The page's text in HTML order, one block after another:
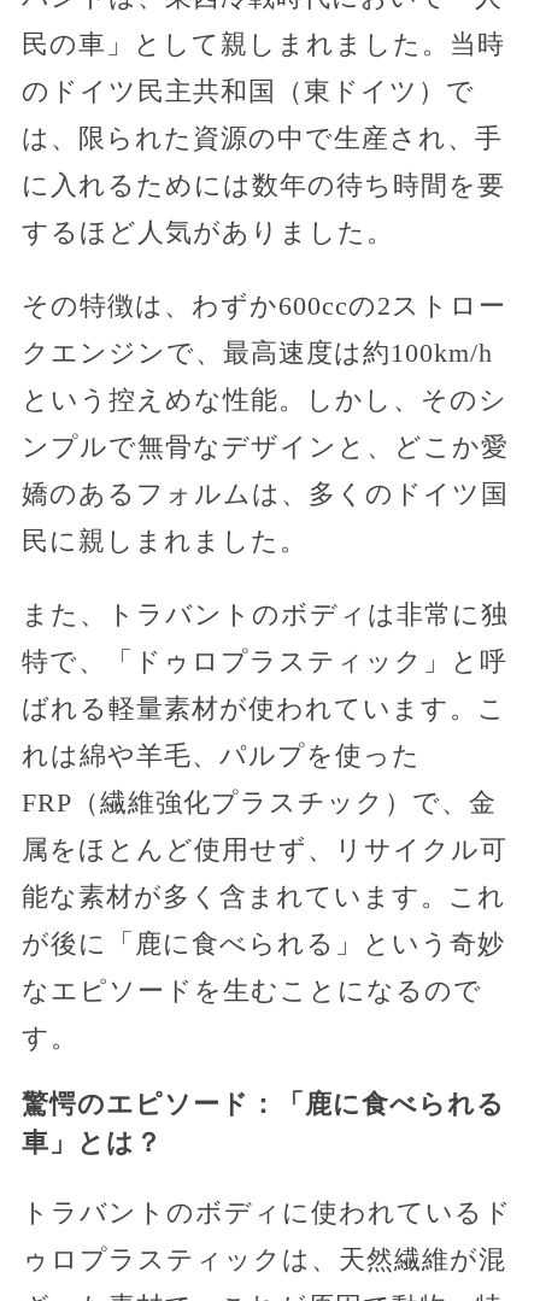
民の車」として親しまれました。当時
のドイツ民主共和国（東ドイツ）で
は、限られた資源の中で生産され、手
に入れるためには数年の待ち時間を要
するほど人気がありました。
その特徴は、わずか600ccの2ストロー
クエンジンで、最高速度は約100km/h
という控えめな性能。しかし、そのシ
ンプルで無骨なデザインと、どこか愛
嬌のあるフォルムは、多くのドイツ国
民に親しまれました。
また、トラバントのボディは非常に独
特で、「ドゥロプラスティック」と呼
ばれる軽量素材が使われています。こ
れは綿や羊毛、パルプを使った
FRP（繊維強化プラスチック）で、金
属をほとんど使用せず、リサイクル可
能な素材が多く含まれています。これ
が後に「鹿に食べられる」という奇妙
なエピソードを生むことになるので
す。
驚愕のエピソード：「鹿に食べられる
車」とは？
トラバントのボディに使われているド
ゥロプラスティックは、天然繊維が混